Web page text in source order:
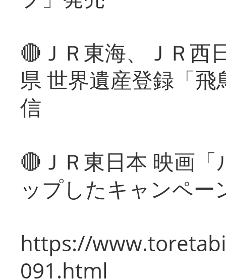
🔴ＪＲ東海、ＪＲ西
県 世界遺産登録「
信
🔴ＪＲ東日本 映画
ップしたキャンペー
https://
091.html